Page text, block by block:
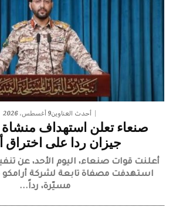
أحدث العناوين9 أغسطس، 2026
صنعاء تعلن استهداف منشاة
جيزان ردا على اختراق
أعلنت قوات صنعاء، اليوم الأحد، عن
استهدفت مصفاة تابعة لشركة أرامكو
مسيّرة، رداً...